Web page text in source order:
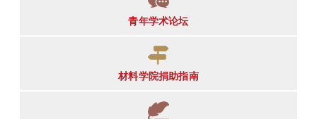
青年学术论坛
材料学院捐助指南